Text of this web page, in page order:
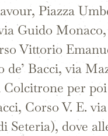
Piazza
Guido
Vittorio
de’ Bacci, via
Colcitrone per
Corso V. E.
Seteria), dove